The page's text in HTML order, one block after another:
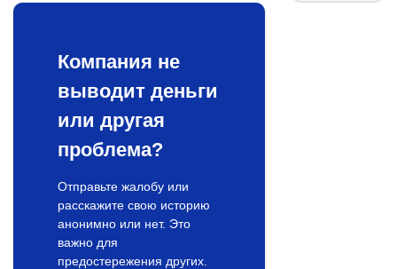
Компания не
выводит деньги
или другая
проблема?
Отправьте жалобу или
расскажите свою историю
анонимно или нет. Это
важно для
предостережения других.